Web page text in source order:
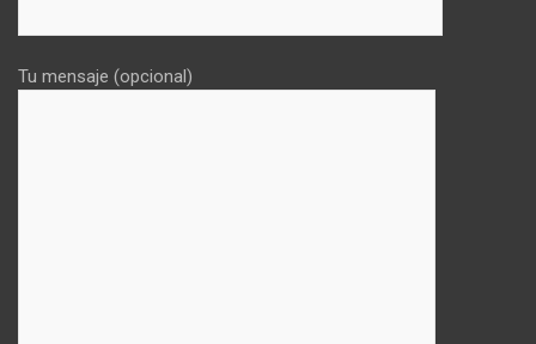
Tu mensaje (opcional)